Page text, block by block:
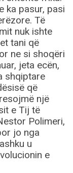
ka pasur, pasi
Të
nuk ishte
tani që
ne si shoqëri
jeta ecën,
shqiptare
që
një
e Tij të
Polimeri,
jo nga
u
e